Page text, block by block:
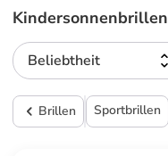
Kindersonnenbrillen
Beliebtheit
Brillen Sportbrillen